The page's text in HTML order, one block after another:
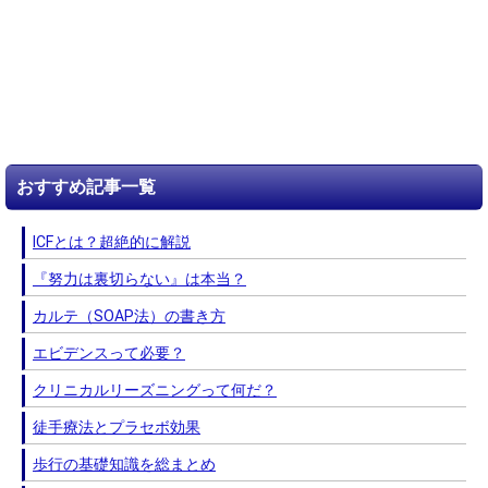
おすすめ記事一覧
ICFとは？超絶的に解説
『努力は裏切らない』は本当？
カルテ（SOAP法）の書き方
エビデンスって必要？
クリニカルリーズニングって何だ？
徒手療法とプラセボ効果
歩行の基礎知識を総まとめ